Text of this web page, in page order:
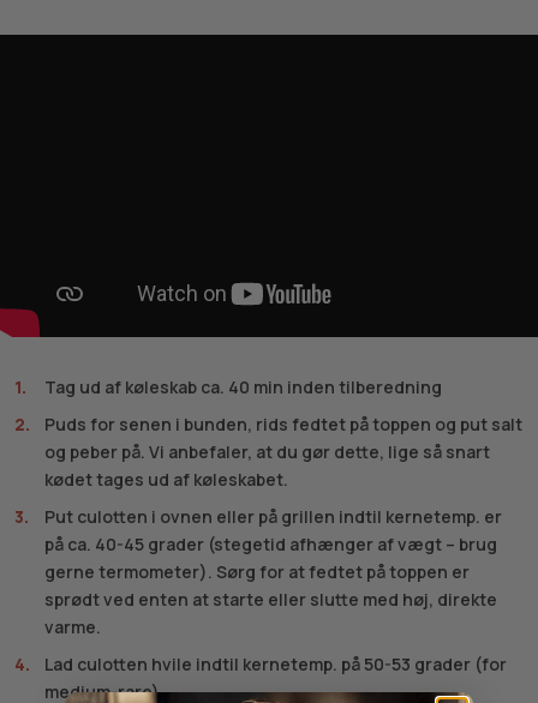
Tag ud af køleskab ca. 40 min inden tilberedning
Puds for senen i bunden, rids fedtet på toppen og put salt
og peber på. Vi anbefaler, at du gør dette, lige så snart
kødet tages ud af køleskabet.
Put culotten i ovnen eller på grillen indtil kernetemp. er
på ca. 40-45 grader (stegetid afhænger af vægt – brug
gerne termometer). Sørg for at fedtet på toppen er
sprødt ved enten at starte eller slutte med høj, direkte
varme.
Lad culotten hvile indtil kernetemp. på 50-53 grader (for
medium-rare)